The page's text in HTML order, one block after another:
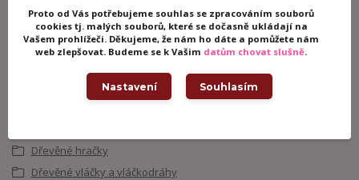
+420 605 062 233
(Po-Ne, 8-21 hod.)
info@woodhracky.cz
Dřevěné hračky
Dřevěné vláčky a vláčkodráhy
Proto od Vás potřebujeme souhlas se zpracováním souborů
cookies tj. malých souborů, které se dočasně ukládají na
Vašem prohlížeči. Děkujeme, že nám ho dáte a pomůžete nám
web zlepšovat. Budeme se k Vašim datům chovat slušně.
Nastavení Souhlasím